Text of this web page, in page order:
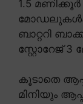
1.5 മണിക്കൂർ
ബാറ്ററി
സ്റ്റോറേജ്
കൂടാതെ
മിനിയും